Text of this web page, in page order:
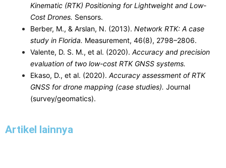
Kinematic (RTK) Positioning for Lightweight and Low-
Cost Drones. Sensors.
Berber, M., & Arslan, N. (2013). Network RTK: A case
study in Florida. Measurement, 46(8), 2798–2806.
Valente, D. S. M., et al. (2020). Accuracy and precision
evaluation of two low-cost RTK GNSS systems.
Ekaso, D., et al. (2020). Accuracy assessment of RTK
GNSS for drone mapping (case studies). Journal
(survey/geomatics).
Artikel lainnya